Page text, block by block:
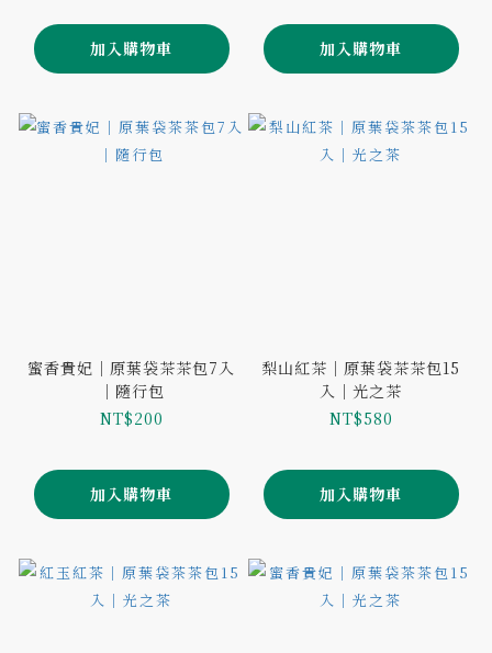
加入購物車 加入購物車
蜜香貴妃｜原葉袋茶茶包7入
｜隨行包
NT$200
加入購物車
梨山紅茶｜原葉袋茶茶包15
入｜光之茶
NT$580
加入購物車